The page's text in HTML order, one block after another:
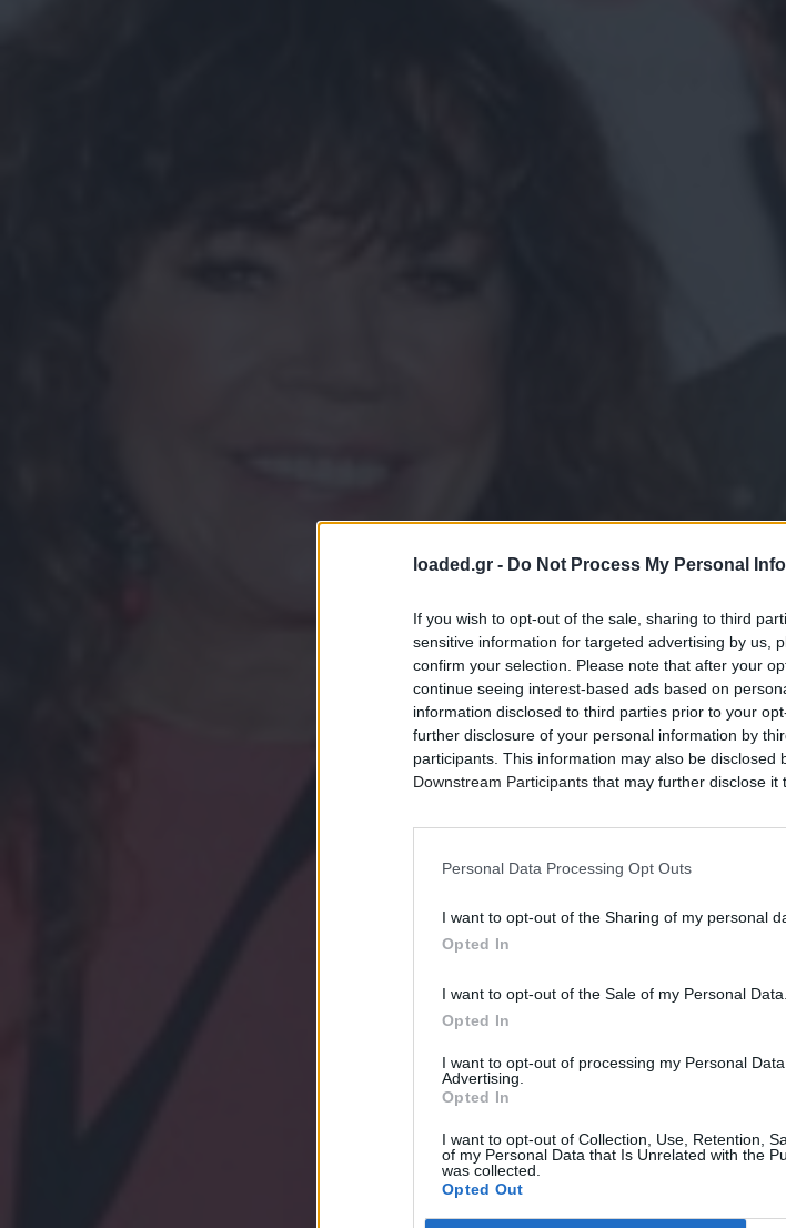
loaded.gr - Do Not Process My Personal
If you wish to opt-out of the sale, sharing to third
sensitive information for targeted advertising by us,
confirm your selection. Please note that after your
continue seeing interest-based ads based on
information disclosed to third parties prior to your
further disclosure of your personal information by
participants. This information may also be disclosed
Downstream Participants that may further disclose it
Personal Data Processing Opt Outs
I want to opt-out of the Sharing of my personal
Opted In
I want to opt-out of the Sale of my Personal Data.
Opted In
I want to opt-out of processing my Personal
Advertising.
Opted In
I want to opt-out of Collection, Use, Retention,
of my Personal Data that Is Unrelated with the
was collected.
Opted Out